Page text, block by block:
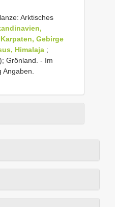
Arktisches
Gebirge
Himalaja ;
Grönland. - Im